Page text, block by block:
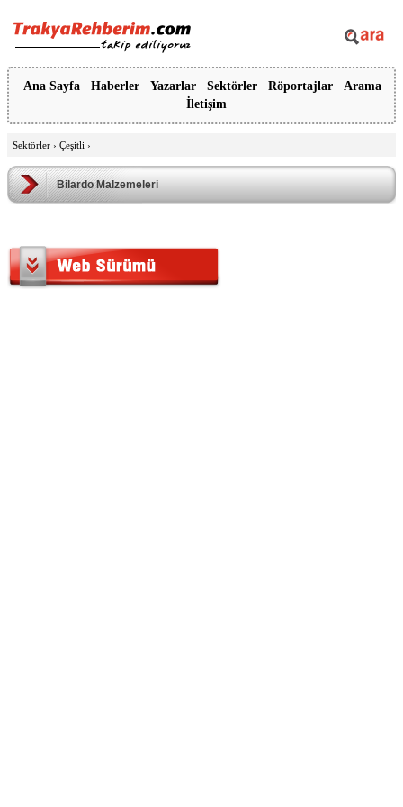
Ana Sayfa Haberler Yazarlar Sektörler Röportajlar
Arama
İletişim
Sektörler › Çeşitli ›
Bilardo Malzemeleri